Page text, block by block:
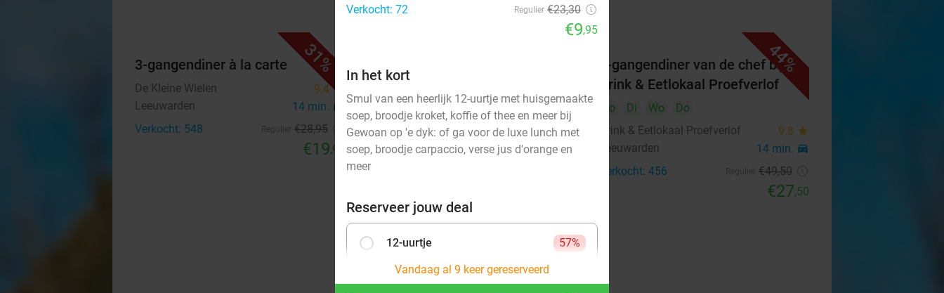
31%
3-gangendiner à la carte
De Kleine Wielen 9.4star
Leeuwarden 14 min. directions_car
Verkocht: 548 €28,95
€19,95
incl. warme drank + lekkernij + 2-
gangen keuzelunch in
Leeuwarden
Morgen Zo Ma Di Wo
Do
De Kleine Wielen
Verkocht: 92
€13
44%
3-gangendiner van de chef bij
Drink & Eetlokaal Proefverlof
Zo Di Wo
Do
Drink & Eetlokaal Proefverlof
9.8 star
Leeuwarden 14 min. directions_car
Verkocht: 456 €49,50
€27,50
Verkocht: 72
Regulier €23,30
€9,95
In het kort
Smul van een heerlijk 12-uurtje met huisgemaakte
soep, broodje kroket, koffie of thee en meer bij
Gewoan op 'e dyk: of ga voor de luxe lunch met
soep, broodje carpaccio, verse jus d'orange en
meer
Reserveer jouw deal
12-uurtje
57%
Verkocht: 56
€23,30
Vandaag al 9 keer gereserveerd